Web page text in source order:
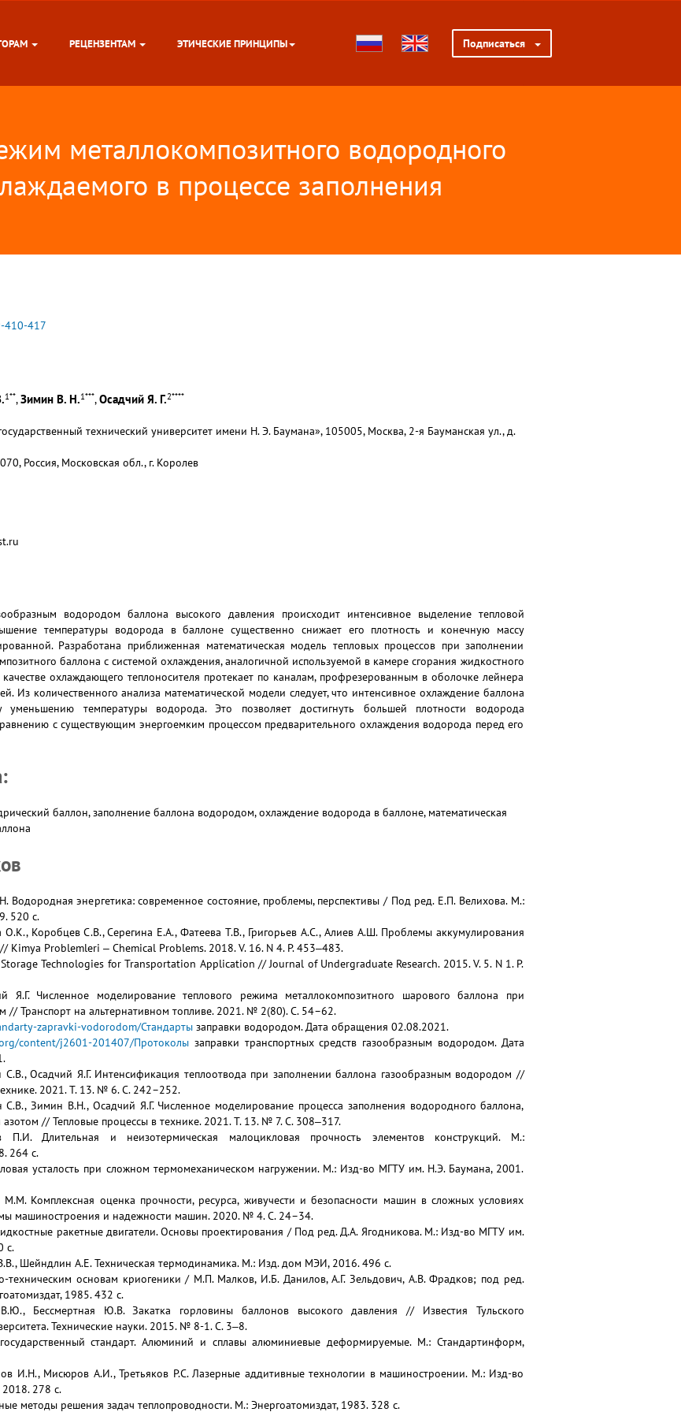
РЕЦЕНЗЕНТАМ ЭТИЧЕСКИЕ ПРИНЦИПЫ Подписаться
металлокомпозитного водородного
в процессе заполнения
410-417
1**,Зимин В. Н.1***,Осадчий Я. Г.2****
технический университет имени Н. Э. Баумана», 105005, Москва, 2-я Бауманская ул., д.
Россия, Московская обл., г. Королев
водородом баллона высокого давления происходит интенсивное выделение тепловой
температуры водорода в баллоне существенно снижает его плотность и конечную массу
Разработана приближенная математическая модель тепловых процессов при заполнении
баллона с системой охлаждения, аналогичной используемой в камере сгорания жидкостного
качестве охлаждающего теплоносителя протекает по каналам, профрезерованным в оболочке лейнера
Из количественного анализа математической модели следует, что интенсивное охлаждение баллона
уменьшению температуры водорода. Это позволяет достигнуть большей плотности водорода
с существующим энергоемким процессом предварительного охлаждения водорода перед его
баллон, заполнение баллона водородом, охлаждение водорода в баллоне, математическая
Водородная энергетика: современное состояние, проблемы, перспективы / Под ред. Е.П. Велихова. М.:
520 с.
О.К., Коробцев С.В., Серегина Е.А., Фатеева Т.В., Григорьев А.С., Алиев А.Ш. Проблемы аккумулирования
Kimya Problemleri ‒ Chemical Problems. 2018. V. 16. N 4. P. 453‒483.
Technologies for Transportation Application // Journal of Undergraduate Research. 2015. V. 5. N 1. P.
Я.Г. Численное моделирование теплового режима металлокомпозитного шарового баллона при
// Транспорт на альтернативном топливе. 2021. № 2(80). С. 54–62.
zapravki-vodorodom/Стандарты заправки водородом. Дата обращения 02.08.2021.
content/j2601-201407/Протоколы заправки транспортных средств газообразным водородом. Дата
Осадчий Я.Г. Интенсификация теплоотвода при заполнении баллона газообразным водородом //
2021. Т. 13. № 6. С. 242–252.
Зимин В.Н., Осадчий Я.Г. Численное моделирование процесса заполнения водородного баллона,
// Тепловые процессы в технике. 2021. Т. 13. № 7. С. 308‒317.
П.И. Длительная и неизотермическая малоцикловая прочность элементов конструкций. М.:
264 с.
усталость при сложном термомеханическом нагружении. М.: Изд-во МГТУ им. Н.Э. Баумана, 2001.
Комплексная оценка прочности, ресурса, живучести и безопасности машин в сложных условиях
машиностроения и надежности машин. 2020. № 4. С. 24–34.
ракетные двигатели. Основы проектирования / Под ред. Д.А. Ягодникова. М.: Изд-во МГТУ им.
с.
Шейндлин А.Е. Техническая термодинамика. М.: Изд. дом МЭИ, 2016. 496 с.
техническим основам криогеники / М.П. Малков, И.Б. Данилов, А.Г. Зельдович, А.В. Фрадков; под ред.
1985. 432 с.
Бессмертная Ю.В. Закатка горловины баллонов высокого давления // Известия Тульского
Технические науки. 2015. № 8-1. С. 3‒8.
стандарт. Алюминий и сплавы алюминиевые деформируемые. М.: Стандартинформ,
И.Н., Мисюров А.И., Третьяков Р.С. Лазерные аддитивные технологии в машиностроении. М.: Изд-во
278 с.
методы решения задач теплопроводности. М.: Энергоатомиздат, 1983. 328 с.